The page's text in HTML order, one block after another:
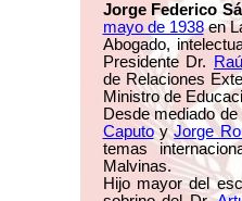
Jorge Federico
mayo de 1938en
Abogado,
Presidente Dr.
de Relaciones
Ministro de
Desde mediado
CaputoyJorge
temas
Malvinas.
Hijo mayor del